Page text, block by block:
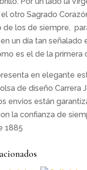
otro Sagrado
de los de siempre,
un día tan señalado
es el de la primera
en elegante
de diseño Carrera
envíos están
la confianza de
1885